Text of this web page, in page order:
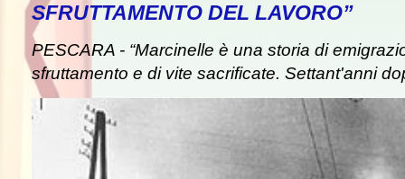
SFRUTTAMENTO DEL LAVORO”
PESCARA - “Marcinelle è una storia di
sfruttamento e di vite sacrificate. Settant'anni